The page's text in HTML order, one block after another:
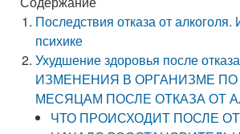
Последствия отказа от
психике
Ухудшение здоровья после
ИЗМЕНЕНИЯ В ОРГАНИЗМЕ
МЕСЯЦАМ ПОСЛЕ ОТКАЗА ОТ
ЧТО ПРОИСХОДИТ ПОСЛЕ